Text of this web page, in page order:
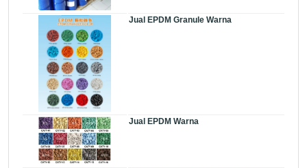
Jual EPDM Granule Warna
Jual EPDM Warna